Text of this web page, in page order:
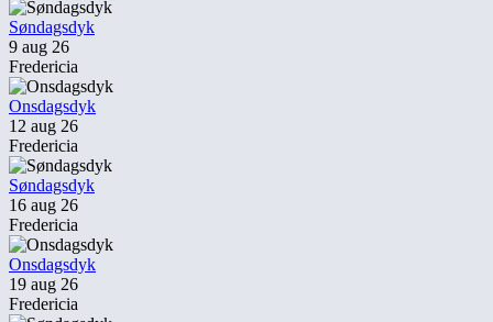
Søndagsdyk
9 aug 26
Fredericia
Onsdagsdyk
12 aug 26
Fredericia
Søndagsdyk
16 aug 26
Fredericia
Onsdagsdyk
19 aug 26
Fredericia